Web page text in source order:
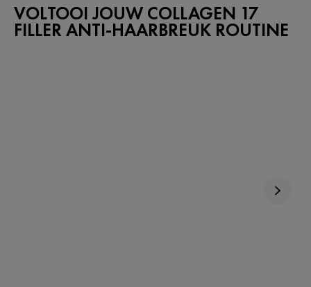
VOLTOOI JOUW COLLAGEN 17
FILLER ANTI-HAARBREUK ROUTINE